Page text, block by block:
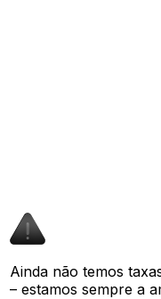
Ainda não temos
– estamos sempre a